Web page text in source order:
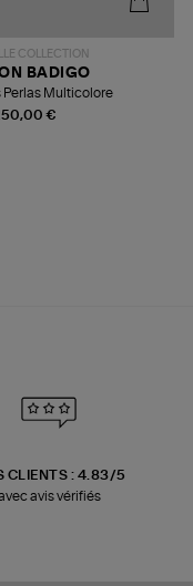
COLLECTION
€
BADIGO
Perlas Multicolore
CLIENTS : 4.83/5
avis vérifiés